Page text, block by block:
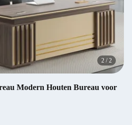
2 /2
Modern Houten Bureau voor